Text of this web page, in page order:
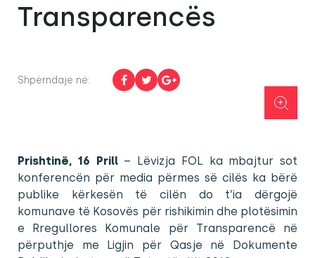
Transparencës
Shpërndaje në:
Prishtinë, 16 Prill– Lëvizja FOL ka mbajtur sot
konferencën për media përmes së cilës ka bërë
publike kërkesën të cilën do t’ia dërgojë
komunave të Kosovës për rishikimin dhe plotësimin
e Rregullores Komunale për Transparencë në
përputhje me Ligjin për Qasje në Dokumente